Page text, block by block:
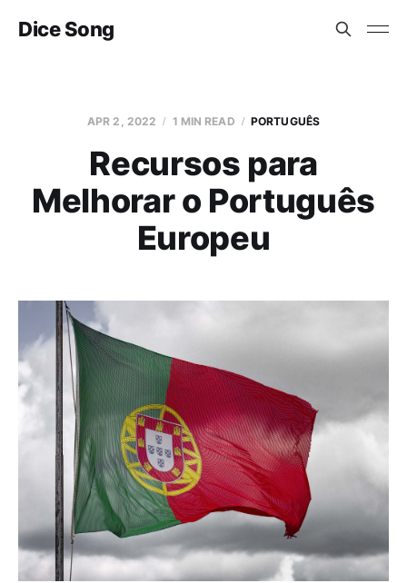
Dice Song
APR 2, 2022 1 MIN READ PORTUGUÊS
Recursos para
Melhorar o Português
Europeu